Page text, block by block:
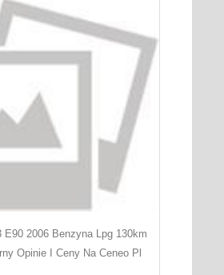
E90 2006 Benzyna Lpg 130km
Opinie I Ceny Na Ceneo Pl